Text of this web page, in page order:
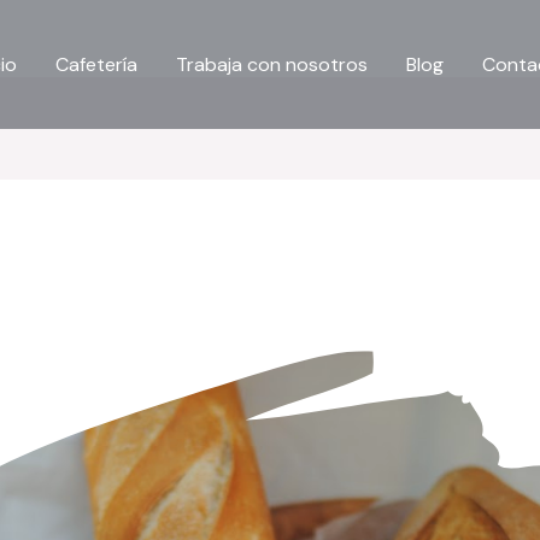
Cafetería Trabaja con nosotros Blog